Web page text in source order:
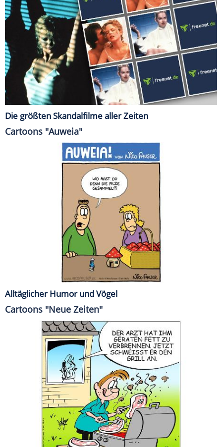
Die größten Skandalfilme aller Zeiten
Cartoons "Auweia"
Alltäglicher Humor und Vögel
Cartoons "Neue Zeiten"